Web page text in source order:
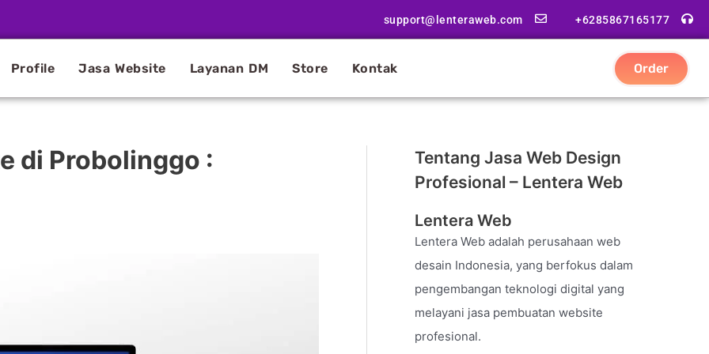
support@lenteraweb.com +6285867165177
Profile Jasa Website Layanan DM Store Kontak Order
di Probolinggo :
Tentang Jasa Web Design
Profesional – Lentera Web
Lentera Web
Lentera Web adalah perusahaan web
desain Indonesia, yang berfokus dalam
pengembangan teknologi digital yang
melayani jasa pembuatan website
profesional.